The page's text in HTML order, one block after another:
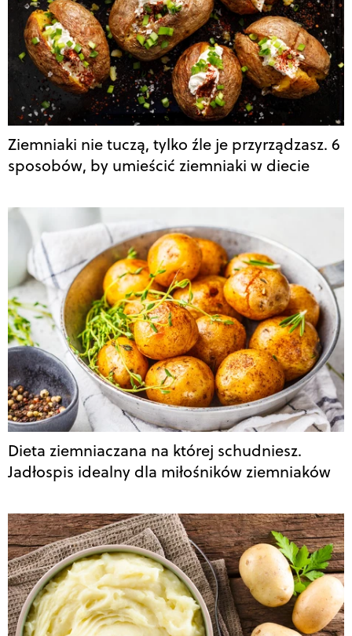
Ziemniaki nie tuczą, tylko źle je przyrządzasz. 6
sposobów, by umieścić ziemniaki w diecie
Dieta ziemniaczana na której schudniesz.
Jadłospis idealny dla miłośników ziemniaków